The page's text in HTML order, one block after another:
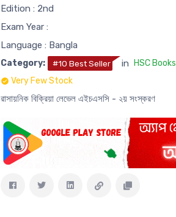
Edition : 2nd
Exam Year :
Language : Bangla
Category: #10 Best Seller in
HSC Books
Very Few Stock
রাসায়নিক বিক্রিয়া লেভেল এইচএসসি - ২য় সংস্করণ